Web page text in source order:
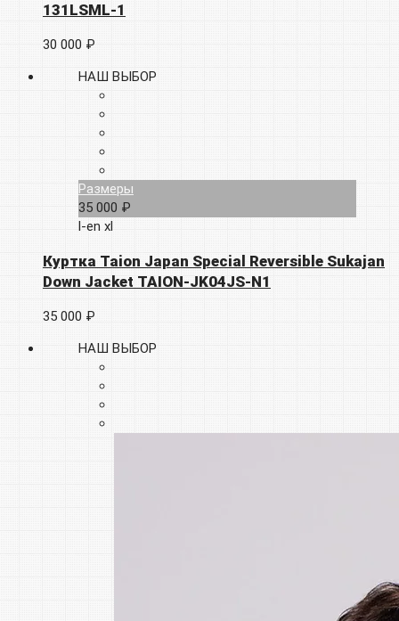
131LSML-1
30 000 ₽
НАШ ВЫБОР
Размеры
35 000 ₽
l-en xl
Куртка Taion Japan Special Reversible Sukajan
Down Jacket TAION-JK04JS-N1
35 000 ₽
НАШ ВЫБОР